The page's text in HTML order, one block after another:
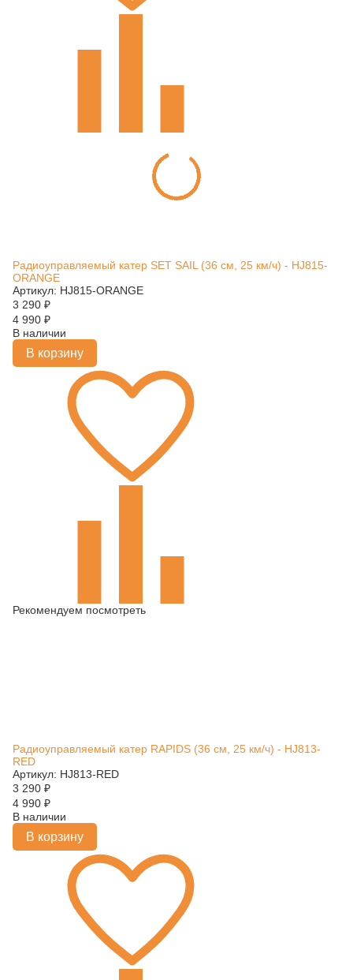
Радиоуправляемый катер SET SAIL (36 см, 25 км/ч) - HJ815-
ORANGE
Артикул: HJ815-ORANGE
3 290 ₽
4 990 ₽
В наличии
В корзину
Рекомендуем посмотреть
Радиоуправляемый катер RAPIDS (36 см, 25 км/ч) - HJ813-
RED
Артикул: HJ813-RED
3 290 ₽
4 990 ₽
В наличии
В корзину